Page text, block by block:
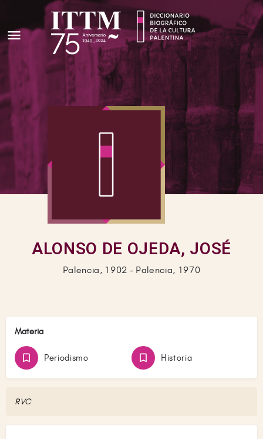
ALONSO DE OJEDA, JOSÉ
Palencia, 1902 - Palencia, 1970
Materia
Periodismo Historia
RVC